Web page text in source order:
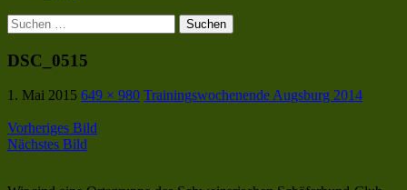
Suchen
nach:
DSC_0515
1. Mai 2015 649 × 980 Trainingswochenende Augsburg 2014
Vorheriges Bild
Nächstes Bild